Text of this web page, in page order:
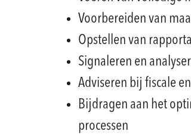
Voorbereiden van
Opstellen van
Signaleren en
Adviseren bij fiscale
Bijdragen aan het
processen